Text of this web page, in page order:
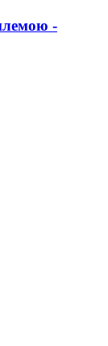
-